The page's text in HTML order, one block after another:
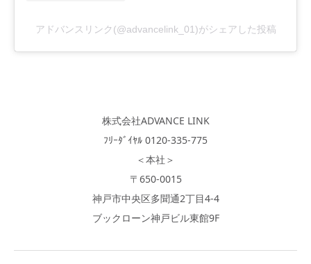
アドバンスリンク(@advancelink_01)がシェアした投稿
株式会社ADVANCE LINK
ﾌﾘｰﾀﾞｲﾔﾙ 0120-335-775
＜本社＞
〒650-0015
神戸市中央区多聞通2丁目4-4
ブックローン神戸ビル東館9F